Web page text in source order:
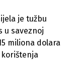
je tužbu
u saveznoj
miliona dolara